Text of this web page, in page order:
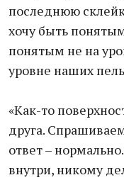
последнюю
хочу быть
понятым не на
уровне наших
«Как-то
друга.
ответ –
внутри, никому